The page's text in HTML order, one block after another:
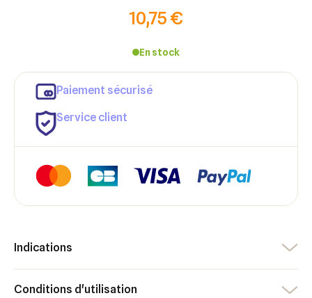
10,75 €
En stock
Paiement sécurisé
Service client
Indications
Conditions d'utilisation
×
×